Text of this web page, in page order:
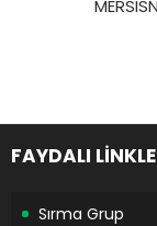
FAYDALI
Sırma Grup